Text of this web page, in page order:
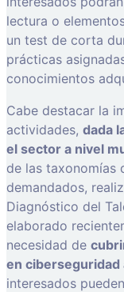
lectura o
un test de corta
prácticas
conocimientos
Cabe destacar la
actividades, dada
el sector a nivel
de las taxonomías
demandados,
Diagnóstico del
elaborado
necesidad de
en ciberseguridad
interesados